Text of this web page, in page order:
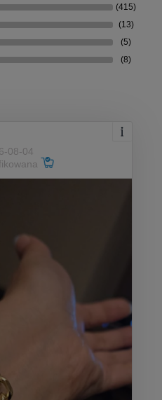
(415)
(13)
(5)
(8)
08-04